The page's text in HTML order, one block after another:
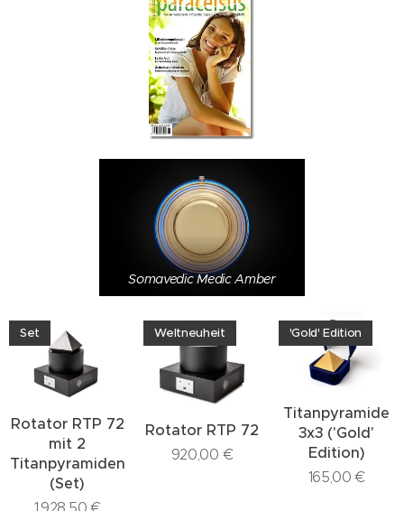
Somavedic Medic Amber
Rotator RTP 72
mit 2
Titanpyramiden
(Set)
Set
Rotator RTP 72
Weltneuheit
920,00 €
Titanpyramide
3x3 ('Gold'
Edition)
'Gold' Edition
165,00 €